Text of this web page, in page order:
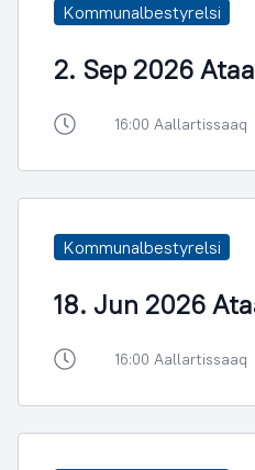
Kommunalbestyrelsi
2. Sep 2026
16:00 Aallartissaaq
Kommunalbestyrelsi
18. Jun 2026
16:00 Aallartissaaq